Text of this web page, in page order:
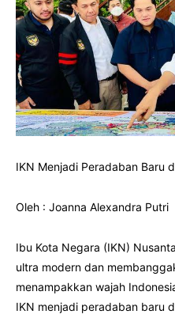
IKN Menjadi Peradaban Baru
Oleh : Joanna Alexandra Putri
Ibu Kota Negara (IKN)
ultra modern dan
menampakkan wajah
IKN menjadi peradaban baru